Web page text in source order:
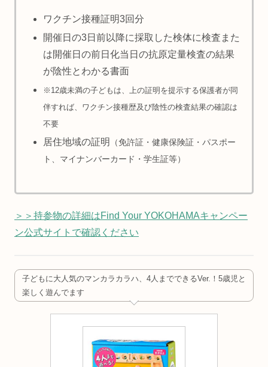
ワクチン接種証明3回分
開催日の3日前以降に採取した検体に検査また
は開催日の前日化当日の抗原定量検査の結果
が陰性とわかる書面
※12歳未満の子どもは、上の証明を提示する保護者が同
伴すれば、ワクチン接種歴及び陰性の検査結果の確認は
不要
居住地域の証明
（免許証・健康保険証・パスポー
ト、マイナンバーカード・学生証等）
＞＞持参物の詳細はFind Your YOKOHAMAキャンペー
ン公式サイトで確認ください
子どもに大人気のマンカラカラハ、4人までできるVer.！5歳児と
楽しく遊んでます